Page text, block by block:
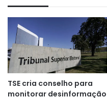
TSE cria conselho para
monitorar desinformação